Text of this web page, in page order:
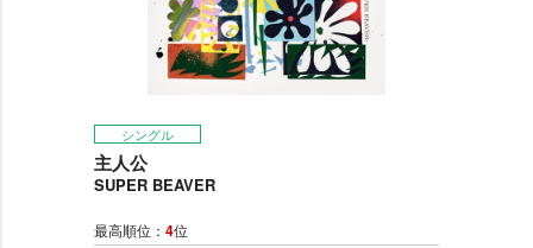
シングル
主人公
SUPER BEAVER
最高順位： 4位